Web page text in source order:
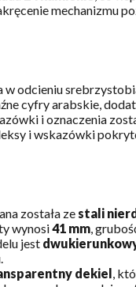
mechanizmu
w odcieniu
cyfry arabskie,
i oznaczenia
i wskazówki
została ze stali
wynosi41 mm,
jest
dekiel ,